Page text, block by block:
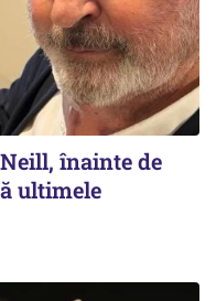
înainte de
ultimele